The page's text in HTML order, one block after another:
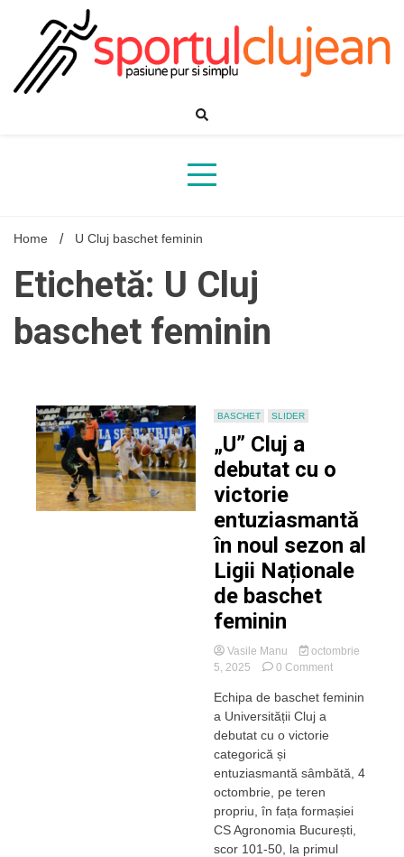
Home U Cluj baschet feminin
Etichetă: U Cluj
baschet feminin
BASCHET SLIDER
„U” Cluj a
debutat cu o
victorie
entuziasmantă
în noul sezon al
Ligii Naționale
de baschet
feminin
Vasile Manu
octombrie
5, 2025
0 Commenton
Cluj
victorie
în
noul
sezon
Echipa de baschet feminin
a Universității Cluj a
debutat cu o victorie
categorică și
entuziasmantă sâmbătă, 4
octombrie, pe teren
propriu, în fața formașiei
CS Agronomia București,
scor 101-50, la primul